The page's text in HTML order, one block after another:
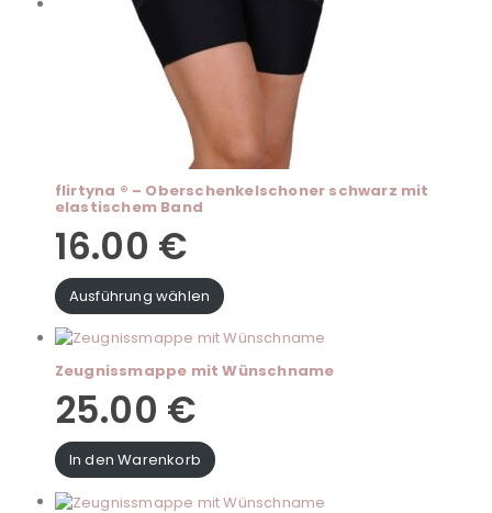
flirtyna ® – Oberschenkelschoner schwarz mit
elastischem Band
16.00 €
Ausführung wählen
Zeugnissmappe mit Wünschname
25.00 €
In den Warenkorb